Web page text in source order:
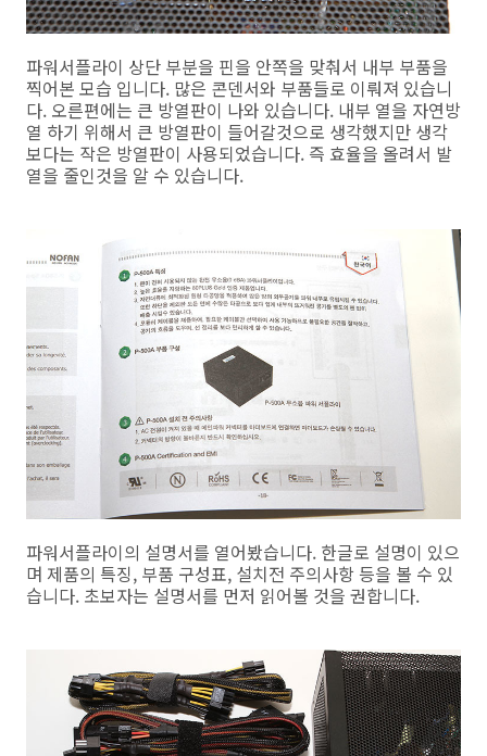
파워서플라이 상단 부분을 핀을 안쪽을 맞춰서 내부 부품을
찍어본 모습 입니다. 많은 콘덴서와 부품들로 이뤄져 있습니
다. 오른편에는 큰 방열판이 나와 있습니다. 내부 열을 자연방
열 하기 위해서 큰 방열판이 들어갈것으로 생각했지만 생각
보다는 작은 방열판이 사용되었습니다. 즉 효율을 올려서 발
열을 줄인것을 알 수 있습니다.
파워서플라이의 설명서를 열어봤습니다. 한글로 설명이 있으
며 제품의 특징, 부품 구성표, 설치전 주의사항 등을 볼 수 있
습니다. 초보자는 설명서를 먼저 읽어볼 것을 권합니다.